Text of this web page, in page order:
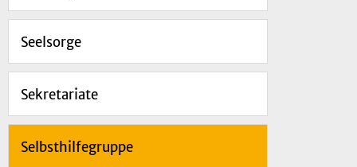
Seelsorge
Sekretariate
Selbsthilfegruppe